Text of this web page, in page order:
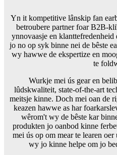
Yn it kompetitive lânskip fan
betroubere partner foar B2B-
ynnovaasje en
jo no op syk binne nei de bêste
wy hawwe de ekspertize en
te
Wurkje mei ús gear en
lûdskwaliteit, state-of-the-art
meitsje kinne. Doch mei oan de
keazen hawwe as har
wêrom't wy de bêste kar
produkten jo oanbod kinne
mei ús op om mear te learen
wy jo kinne helpe om jo